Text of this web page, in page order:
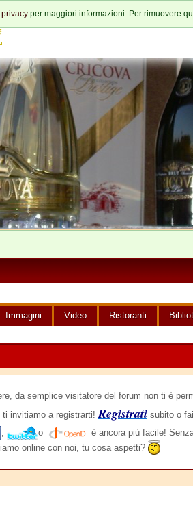
per maggiori informazioni. Per rimuovere
Immagini Video Ristoranti
da semplice visitatore del forum non ti è
ti invitiamo a registrarti!Registrati subito o
, o è ancora più facile!
online con noi, tu cosa aspetti?